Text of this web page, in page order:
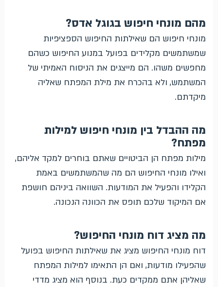
מהם מונחי חיפוש בגוגל אדס?
מונחי חיפוש הם שאילתות החיפוש הספציפיות
שמשתמשים מקלידים בפועל במנוע החיפוש כשהם
מחפשים משהו. הם מייצגים את הניסוח האמיתי של
המשתמש, ולא בהכרח את מילת המפתח שאליה
מיקדתם.
מה ההבדל בין מונחי חיפוש למילות
מפתח?
מילות מפתח הן הביטויים שאתם בוחרים למקד אליהם,
ואילו מונחי החיפוש הם מה שהמשתמשים באמת
הקלידו והפעיל את המודעות. השוואה ביניהם חושפת
אם המיקוד שלכם תופס את הכוונה הנכונה.
מה מציג דוח מונחי החיפוש?
דוח מונחי החיפוש מציג את שאילתות החיפוש בפועל
שהפעילו מודעות, ואם הן התאימו למילות המפתח
שאליהן אתם ממקדים כעת. בנוסף הוא מציג מדדי